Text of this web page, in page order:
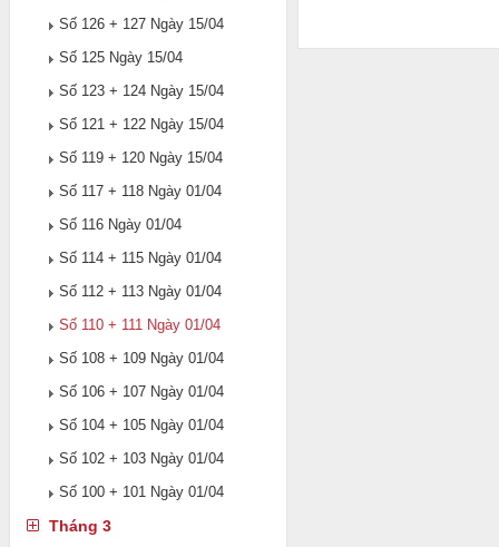
Số 126 + 127 Ngày 15/04
Số 125 Ngày 15/04
Số 123 + 124 Ngày 15/04
Số 121 + 122 Ngày 15/04
Số 119 + 120 Ngày 15/04
Số 117 + 118 Ngày 01/04
Số 116 Ngày 01/04
Số 114 + 115 Ngày 01/04
Số 112 + 113 Ngày 01/04
Số 110 + 111 Ngày 01/04
Số 108 + 109 Ngày 01/04
Số 106 + 107 Ngày 01/04
Số 104 + 105 Ngày 01/04
Số 102 + 103 Ngày 01/04
Số 100 + 101 Ngày 01/04
Tháng 3